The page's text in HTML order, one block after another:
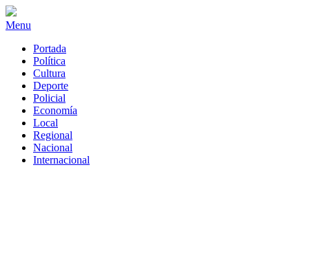
Menu
Portada
Política
Cultura
Deporte
Policial
Economía
Local
Regional
Nacional
Internacional